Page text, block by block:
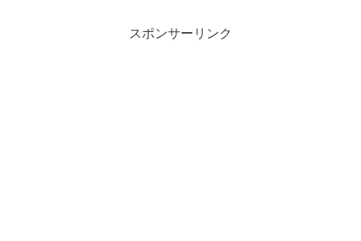
スポンサーリンク